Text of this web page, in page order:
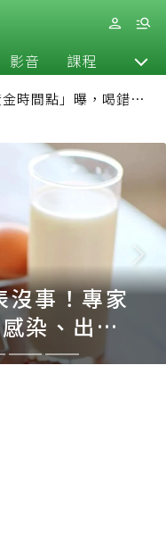
影音 課程 退休
時間點」曝，喝錯時
沒事！專家
染、出